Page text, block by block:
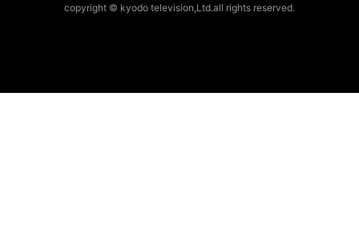
copyright © kyodo television,Ltd.all rights reserved.